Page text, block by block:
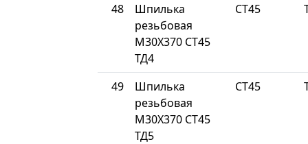
48
Шпилька
резьбовая
М30Х370 СТ45
ТД4
СТ45
49
Шпилька
резьбовая
М30Х370 СТ45
ТД5
СТ45